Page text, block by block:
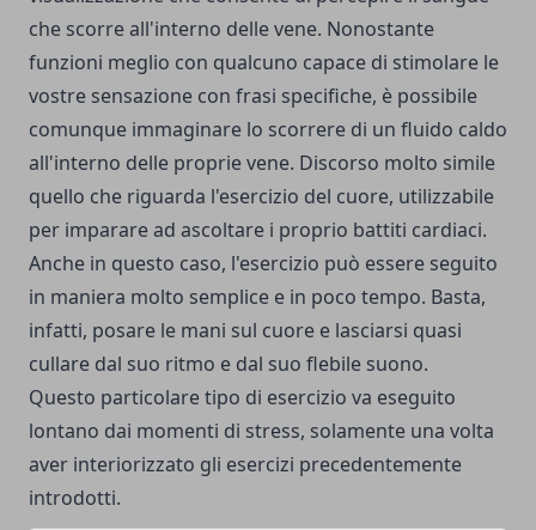
che scorre all'interno delle vene. Nonostante
funzioni meglio con qualcuno capace di stimolare le
vostre sensazione con frasi specifiche, è possibile
comunque immaginare lo scorrere di un fluido caldo
all'interno delle proprie vene. Discorso molto simile
quello che riguarda l'esercizio del cuore, utilizzabile
per imparare ad ascoltare i proprio battiti cardiaci.
Anche in questo caso, l'esercizio può essere seguito
in maniera molto semplice e in poco tempo. Basta,
infatti, posare le mani sul cuore e lasciarsi quasi
cullare dal suo ritmo e dal suo flebile suono.
Questo particolare tipo di esercizio va eseguito
lontano dai momenti di stress, solamente una volta
aver interiorizzato gli esercizi precedentemente
introdotti.